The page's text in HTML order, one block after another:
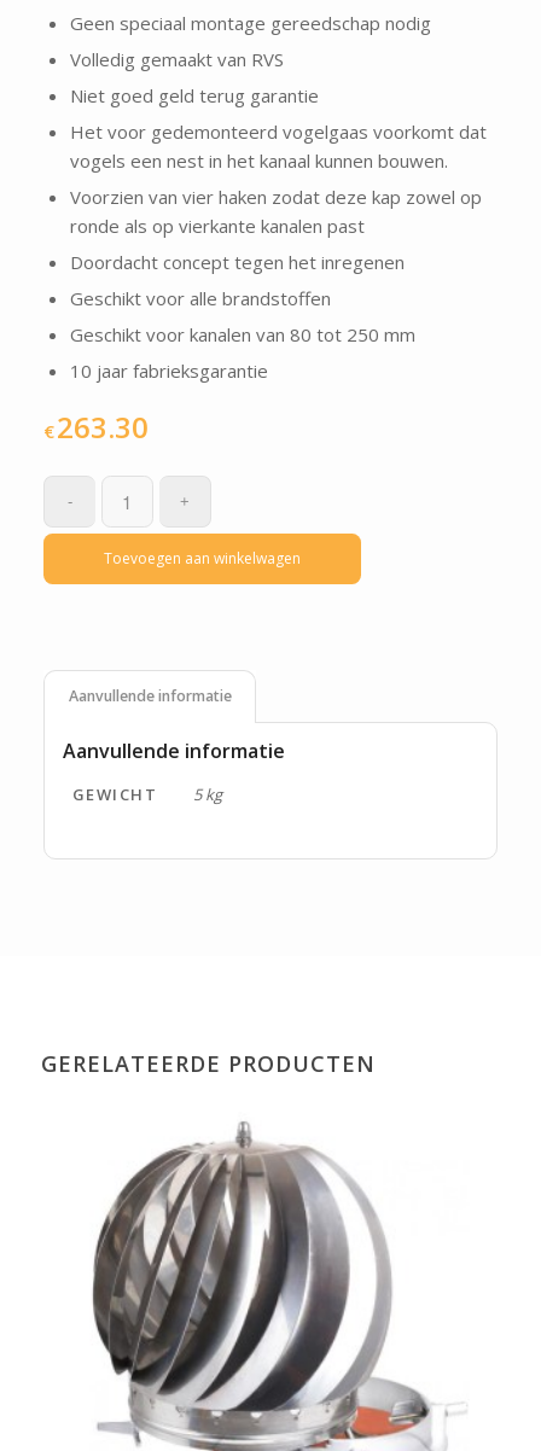
Geen speciaal montage gereedschap nodig
Volledig gemaakt van RVS
Niet goed geld terug garantie
Het voor gedemonteerd vogelgaas voorkomt dat
vogels een nest in het kanaal kunnen bouwen.
Voorzien van vier haken zodat deze kap zowel op
ronde als op vierkante kanalen past
Doordacht concept tegen het inregenen
Geschikt voor alle brandstoffen
Geschikt voor kanalen van 80 tot 250 mm
10 jaar fabrieksgarantie
€263.30
Toevoegen aan winkelwagen
Aanvullende informatie
Aanvullende informatie
GEWICHT 5 kg
GERELATEERDE PRODUCTEN